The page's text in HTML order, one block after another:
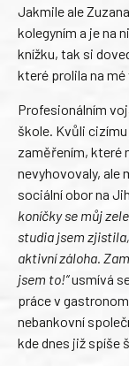
Jakmile ale
kolegyním a je na
knížku, tak si
které prolila na
Profesionálním
škole. Kvůli
zaměřením, které
nevyhovovaly, ale
sociální obor na
koníčky se můj
studia jsem
aktivní záloha.
jsem to!“usmívá
práce v
nebankovní
kde dnes již spíše